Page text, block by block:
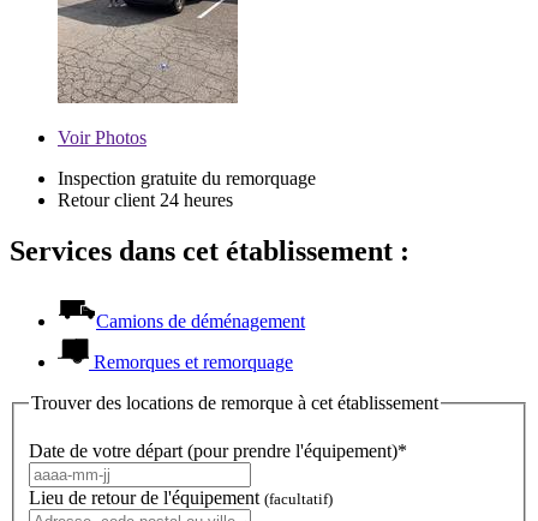
VoirPhotos
Inspection gratuite du remorquage
Retour client 24 heures
Services dans cet établissement :
Camions de déménagement
Remorques et remorquage
Trouver des locations de remorque à cet établissement
Date de votre départ (pour prendre l'équipement)*
Lieu de retour de l'équipement (facultatif)